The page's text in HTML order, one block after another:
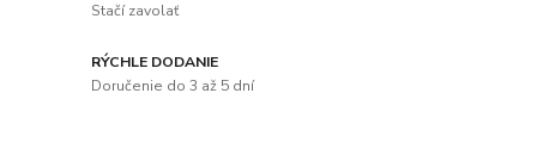
Stačí zavolať
RÝCHLE DODANIE
Doručenie do 3 až 5 dní